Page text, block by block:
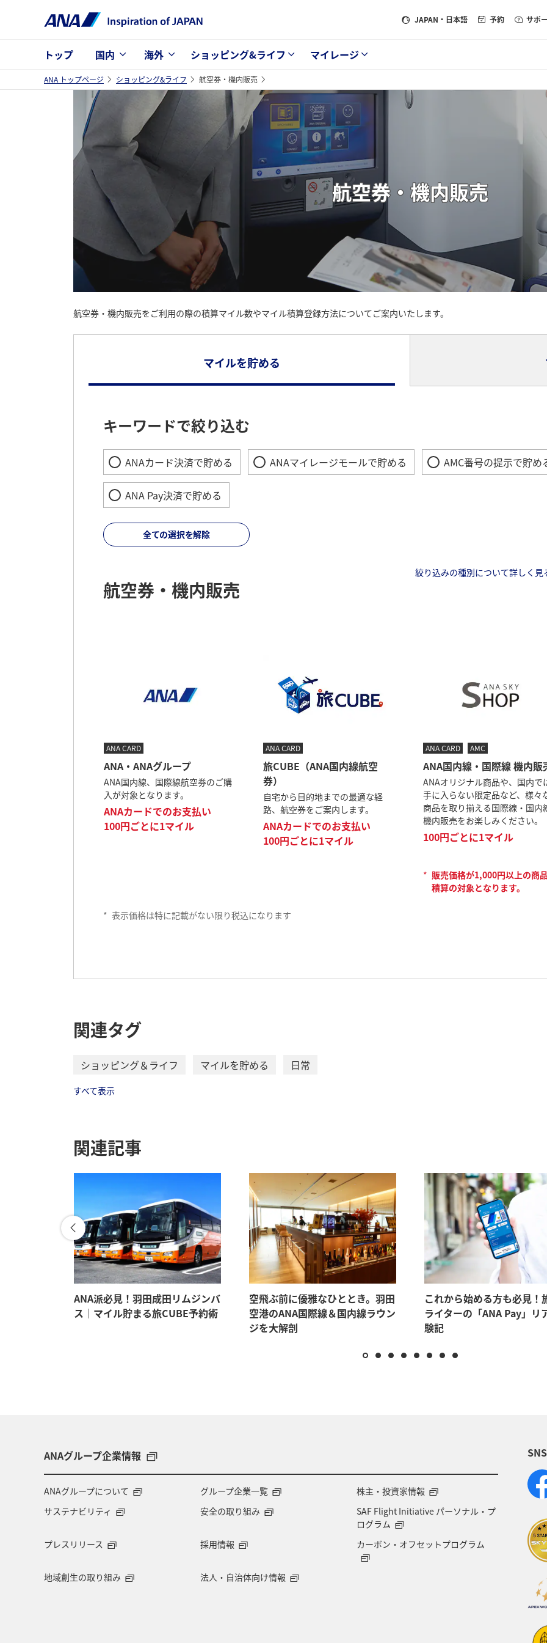
JAPAN ・日本語 予約 サポ
トップ 国内 海外 ショッピング&ライフ マイレージ
ANA トップページ ショッピング&ライフ 航空券・機内販売
航空券・機内販売
航空券・機内販売をご利用の際の積算マイル数やマイル積算登録方法についてご案内いたします。
マイルを貯める
キーワードで絞り込む
ANAカード決済で貯める ANAマイレージモールで貯める AMC番号の提示で貯め
ANA Pay決済で貯める
全ての選択を解除
絞り込みの種別について詳しく見
航空券・機内販売
ANA CARD
ANA・ANAグループ
ANA国内線、国際線航空券のご購
入が対象となります。
ANAカードでのお支払い
100円ごとに1マイル
ANA CARD
旅CUBE（ANA国内線航空
券）
自宅から目的地までの最適な経
路、航空券をご案内します。
ANAカードでのお支払い
100円ごとに1マイル
ANA CARD AMC
ANA国内線・国際線 機内販
ANAオリジナル商品や、国内で
手に入らない限定品など、様々
商品を取り揃える国際線・国内
機内販売をお楽しみください。
100円ごとに1マイル
* 販売価格が1,000円以上の商
積算の対象となります。
* 表示価格は特に記載がない限り税込になります
関連タグ
ショッピング＆ライフ マイルを貯める 日常
すべて表示
関連記事
ANA派必見！羽田成田リムジンバ
ス｜マイル貯まる旅CUBE予約術
空飛ぶ前に優雅なひととき。羽田
空港のANA国際線＆国内線ラウン
ジを大解剖
これから始める方も必見！
ライターの「ANA Pay」リ
験記
ANAグループ企業情報
ANAグループについて グループ企業一覧
株主・投資家情報
サステナビリティ
安全の取り組み
SAF Flight Initiative パーソナル・プ
ログラム
プレスリリース
採用情報 カーボン・オフセットプログラム
地域創生の取り組み 法人・自治体向け情報